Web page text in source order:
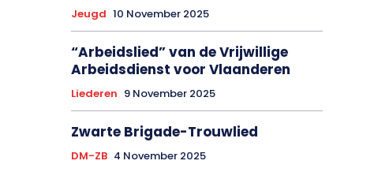
Jeugd 10 November 2025
“Arbeidslied” van de Vrijwillige
Arbeidsdienst voor Vlaanderen
Liederen 9 November 2025
Zwarte Brigade-Trouwlied
DM-ZB 4 November 2025